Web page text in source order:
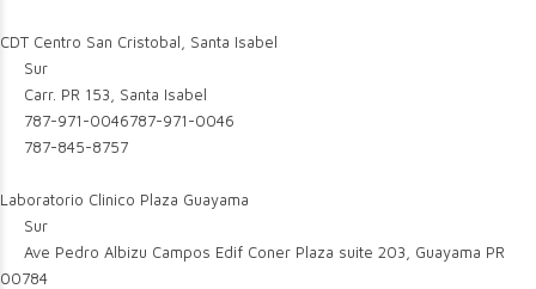
CDT Centro San Cristobal, Santa Isabel
Sur
Carr. PR 153, Santa Isabel
787-971-0046787-971-0046
787-845-8757
Laboratorio Clinico Plaza Guayama
Sur
Ave Pedro Albizu Campos Edif Coner Plaza suite 203, Guayama PR
00784